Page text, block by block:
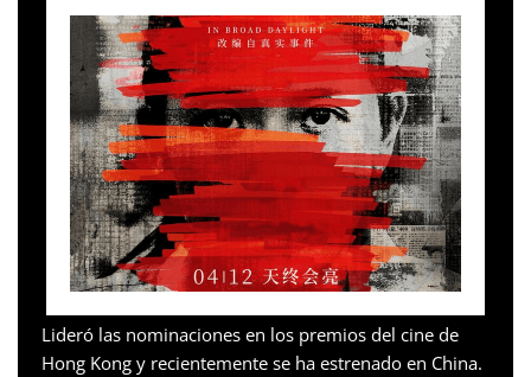
Lideró las nominaciones en los premios del cine de
Hong Kong y recientemente se ha estrenado en China.